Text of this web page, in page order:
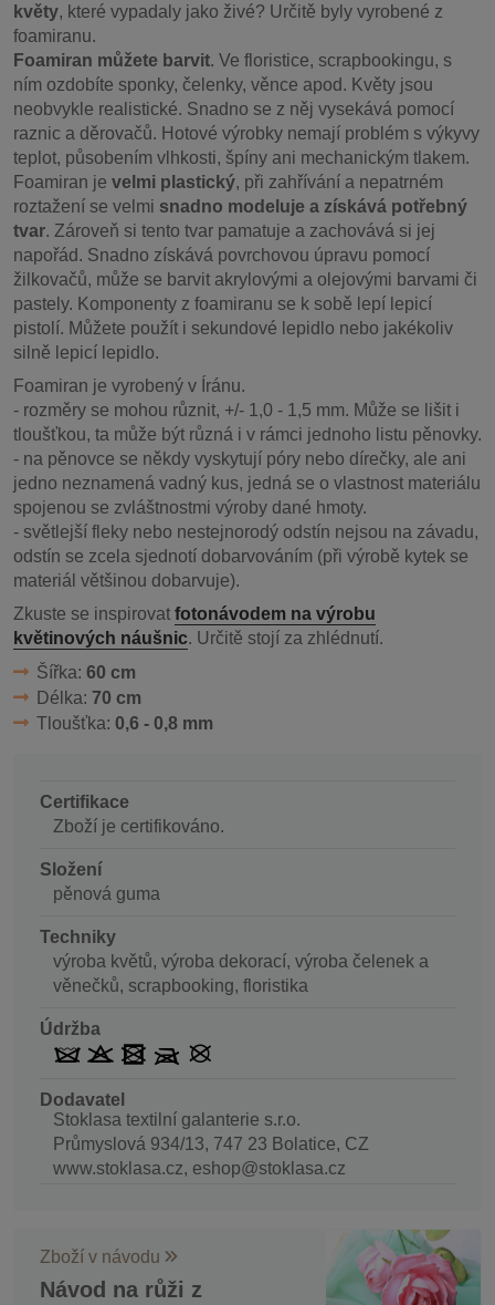
květy, které vypadaly jako živé? Určitě byly vyrobené z
foamiranu.
Foamiran můžete barvit. Ve floristice, scrapbookingu, s
ním ozdobíte sponky, čelenky, věnce apod. Květy jsou
neobvykle realistické. Snadno se z něj vysekává pomocí
raznic a děrovačů. Hotové výrobky nemají problém s výkyvy
teplot, působením vlhkosti, špíny ani mechanickým tlakem.
Foamiran je velmi plastický, při zahřívání a nepatrném
roztažení se velmi snadno modeluje a získává potřebný
tvar. Zároveň si tento tvar pamatuje a zachovává si jej
napořád. Snadno získává povrchovou úpravu pomocí
žilkovačů, může se barvit akrylovými a olejovými barvami či
pastely. Komponenty z foamiranu se k sobě lepí lepicí
pistolí. Můžete použít i sekundové lepidlo nebo jakékoliv
silně lepicí lepidlo.
Foamiran je vyrobený v Íránu.
- rozměry se mohou různit, +/- 1,0 - 1,5 mm. Může se lišit i
tloušťkou, ta může být různá i v rámci jednoho listu pěnovky.
- na pěnovce se někdy vyskytují póry nebo dírečky, ale ani
jedno neznamená vadný kus, jedná se o vlastnost materiálu
spojenou se zvláštnostmi výroby dané hmoty.
- světlejší fleky nebo nestejnorodý odstín nejsou na závadu,
odstín se zcela sjednotí dobarvováním (při výrobě kytek se
materiál většinou dobarvuje).
Zkuste se inspirovat fotonávodem na výrobu
květinových náušnic. Určitě stojí za zhlédnutí.
Šířka: 60 cm
Délka: 70 cm
Tloušťka: 0,6 - 0,8 mm
Certifikace
Zboží je certifikováno.
Složení
pěnová guma
Techniky
výroba květů, výroba dekorací, výroba čelenek a
věnečků, scrapbooking, floristika
Údržba
Dodavatel
Stoklasa textilní galanterie s.r.o.
Průmyslová 934/13, 747 23 Bolatice, CZ
www.stoklasa.cz, eshop@stoklasa.cz
Zboží v návodu
Návod na růži z